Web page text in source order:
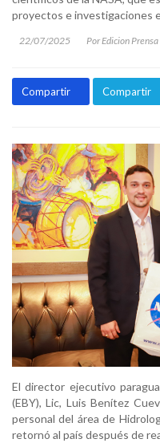
proyectos e investigaciones
22/07/2025 Por Edicion Prensa
Compartir Compartir
El director ejecutivo
(EBY), Lic, Luis Benítez
personal del área de
retornó al país después de